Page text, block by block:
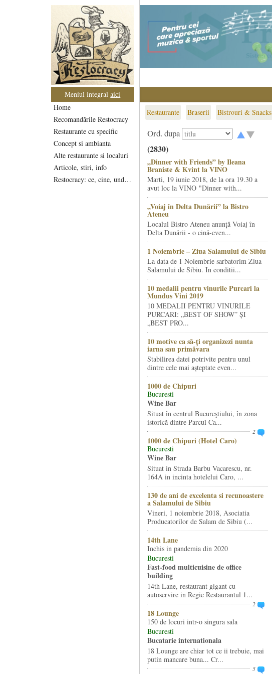
Meniul integralaici
Home
Recomandările Restocracy
Restaurante cu specific
Concept si ambianta
Alte restaurante si localuri
Articole, stiri, info
Restocracy: ce, cine, unde...
Restaurante Braserii Bistrouri & Snacks
Ord. dupa
(2830)
„Dinner with Friends” by Ileana
Braniste & Kvint la VINO
Marti, 19 iunie 2018, de la ora 19.30 a
avut loc la VINO "Dinner with...
„Voiaj în Delta Dunării” la Bistro
Ateneu
Localul Bistro Ateneu anunță Voiaj în
Delta Dunării - o cină-even...
1 Noiembrie – Ziua Salamului de Sibiu
La data de 1 Noiembrie sarbatorim Ziua
Salamului de Sibiu. In conditii...
10 medalii pentru vinurile Purcari la
Mundus Vini 2019
10 MEDALII PENTRU VINURILE
PURCARI: „BEST OF SHOW” ȘI
„BEST PRO...
10 motive ca să-ți organizezi nunta
iarna sau primăvara
Stabilirea datei potrivite pentru unul
dintre cele mai așteptate even...
1000 de Chipuri
Bucuresti
Wine Bar
Situat în centrul Bucureştiului, în zona
istorică dintre Parcul Ca...
2
1000 de Chipuri (Hotel Caro)
Bucuresti
Wine Bar
Situat in Strada Barbu Vacarescu, nr.
164A in incinta hotelelui Caro, ...
130 de ani de excelenta si recunoastere
a Salamului de Sibiu
Vineri, 1 noiembrie 2018, Asociatia
Producatorilor de Salam de Sibiu (...
14th Lane
Inchis in pandemia din 2020
Bucuresti
Fast-food multicuisine de office
building
14th Lane, restaurant gigant cu
autoservire in Regie Restaurantul 1...
2
18 Lounge
150 de locuri intr-o singura sala
Bucuresti
Bucatarie internationala
18 Lounge are chiar tot ce ii trebuie, mai
putin mancare buna... Cr...
5